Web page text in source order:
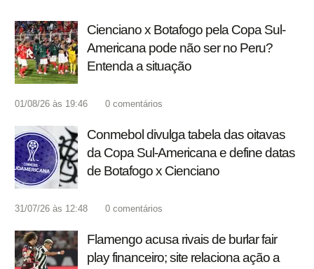
Cienciano x Botafogo pela Copa Sul-
Americana pode não ser no Peru?
Entenda a situação
01/08/26 às 19:46 0 comentários
Conmebol divulga tabela das oitavas
da Copa Sul-Americana e define datas
de Botafogo x Cienciano
31/07/26 às 12:48 0 comentários
Flamengo acusa rivais de burlar fair
play financeiro; site relaciona ação a